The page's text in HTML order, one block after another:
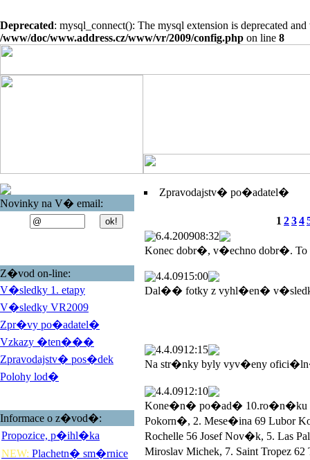
Deprecated: mysql_connect(): The mysql extension is deprecated
/www/doc/www.address.cz/www/vr/2009/config.php on line 8
Novinky na V� email:
Z�vod on-line:
V�sledky 1. etapy
V�sledky VR2009
Zpr�vy po�adatel�
Vzkazy �ten���
Zpravodajstv� pos�dek
Polohy lod�
Informace o z�vod�:
Propozice, p�ihl�ka
NEW: Plachetn� sm�rnice
Zpravodajstv� po�adatel�
1 234
6.4.200908:32
Konec dobr�, v�echno dobr�.
4.4.0915:00
Dal�� fotky z vyhl�en�
4.4.0912:15
Na str�nky byly vyv�eny
4.4.0912:10
Kone�n� po�ad� 10.ro�n�ku
Pokorn�, 2. Mese�ina 69 Lubor
Rochelle 56 Josef Nov�k, 5. Las
Miroslav Michek, 7. Saint Tropez